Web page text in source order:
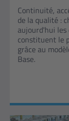
Continuité,
de la qualité :
aujourd'hui les
constituent le
grâce au
Base.